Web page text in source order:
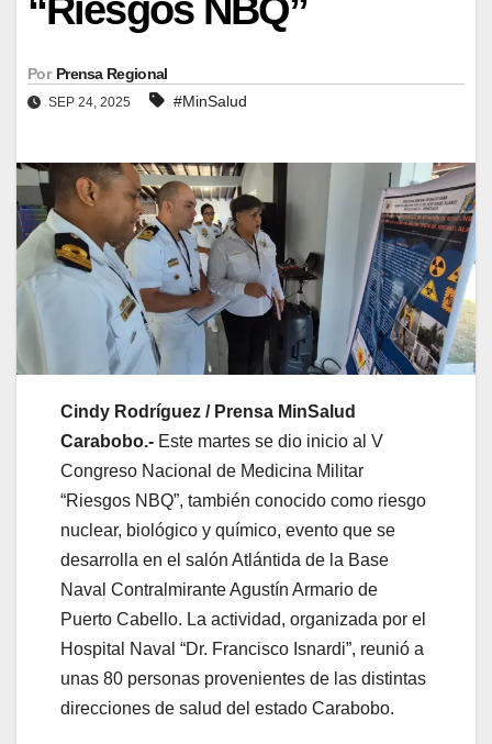
“Riesgos NBQ”
Por Prensa Regional
SEP 24, 2025 #MinSalud
Cindy Rodríguez / Prensa MinSalud
Carabobo.- Este martes se dio inicio al V
Congreso Nacional de Medicina Militar
“Riesgos NBQ”, también conocido como riesgo
nuclear, biológico y químico, evento que se
desarrolla en el salón Atlántida de la Base
Naval Contralmirante Agustín Armario de
Puerto Cabello. La actividad, organizada por el
Hospital Naval “Dr. Francisco Isnardi”, reunió a
unas 80 personas provenientes de las distintas
direcciones de salud del estado Carabobo.